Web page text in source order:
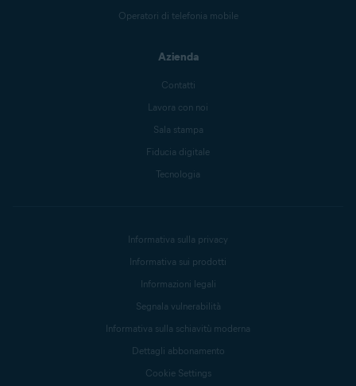
Operatori di telefonia mobile
Azienda
Contatti
Lavora con noi
Sala stampa
Fiducia digitale
Tecnologia
Informativa sulla privacy
Informativa sui prodotti
Informazioni legali
Segnala vulnerabilità
Informativa sulla schiavitù moderna
Dettagli abbonamento
Cookie Settings